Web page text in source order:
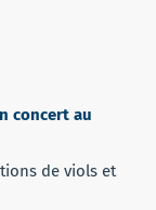
concert au
de viols et